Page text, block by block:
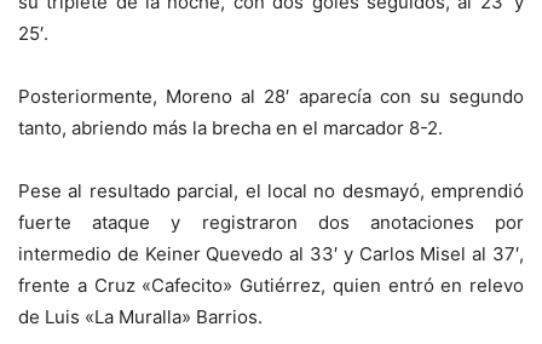
25′.
Posteriormente, Moreno al 28′ aparecía con su segundo
tanto, abriendo más la brecha en el marcador 8-2.
Pese al resultado parcial, el local no desmayó, emprendió
fuerte ataque y registraron dos anotaciones por
intermedio de Keiner Quevedo al 33′ y Carlos Misel al 37′,
frente a Cruz «Cafecito» Gutiérrez, quien entró en relevo
de Luis «La Muralla» Barrios.